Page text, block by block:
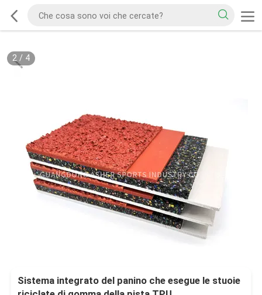
2/ 4
Sistema integrato del panino che esegue le stuoie